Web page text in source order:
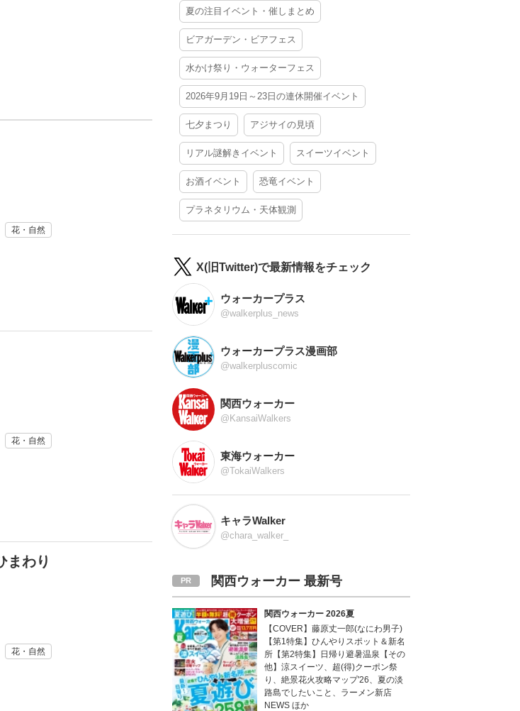
花・自然
花・自然
まわり
花・自然
夏の注目イベント・催しまとめ
ビアガーデン・ビアフェス
水かけ祭り・ウォーターフェス
2026年9月19日～23日の連休開催イベント
七夕まつり アジサイの見頃
リアル謎解きイベント スイーツイベント
お酒イベント 恐竜イベント
プラネタリウム・天体観測
X(旧Twitter)で最新情報をチェック
ウォーカープラス
@walkerplus_news
ウォーカープラス漫画部
@walkerpluscomic
関西ウォーカー
@KansaiWalkers
東海ウォーカー
@TokaiWalkers
キャラWalker
@chara_walker_
関西ウォーカー 最新号
関西ウォーカー 2026夏
【COVER】藤原丈一郎(なにわ男子)
【第1特集】ひんやりスポット＆新名
所【第2特集】日帰り避暑温泉【その
他】涼スイーツ、超(得)クーポン祭
り、絶景花火攻略マップ'26、夏の淡
路島でしたいこと、ラーメン新店
NEWS ほか